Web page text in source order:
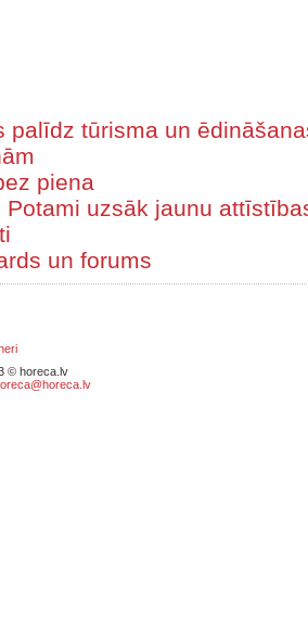
palīdz tūrisma un
piena
Potami uzsāk jaunu
un forums
© horeca.lv